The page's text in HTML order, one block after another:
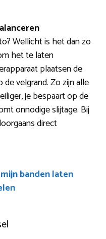
Wellicht is het dan zo
het te laten
plaatsen de
velgrand. Zo zijn alle
je bespaart op de
onnodige slijtage. Bij
direct
banden laten